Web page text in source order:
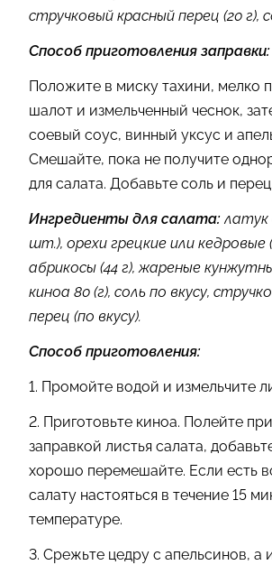
стручковый красный перец (20 г),
Способ приготовления заправки:
Положите в миску тахини, мелко
шалот и измельченный чеснок,
соевый соус, винный уксус и
Смешайте, пока не получите
для салата. Добавьте соль и перец.
Ингредиенты для салата: латук
шт.), орехи грецкие или кедровые
абрикосы (44 г), жареные
киноа 80 (г), соль по вкусу,
перец (по вкусу).
Способ приготовления:
1. Промойте водой и измельчите
2. Приготовьте киноа. Полейте
заправкой листья салата,
хорошо перемешайте. Если есть
салату настояться в течение 15
температуре.
3. Срежьте цедру с апельсинов, а